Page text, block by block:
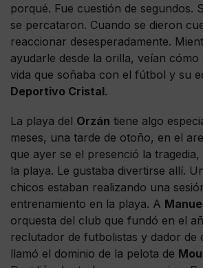
porqué. Fue cuestión de segundos.
se percataron. Cuando se dieron
reaccionar desesperadamente.
ayudarle desde la orilla, veían cómo
vida que soñaba con el fútbol y su
Deportivo Cristal.
La playa del Orzán tiene algo
meses, una tarde de otoño, en el
que ayer se el presenció la
la playa. Le gustaba divertirse allí.
chicos estaban realizando una
entrenamiento en la playa. A
orquesta del club que fundó en el
reclutador de futbolistas y dador de
llamó el dominio de la pelota de